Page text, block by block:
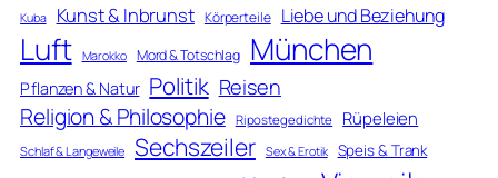
Kuba Kunst & Inbrunst Körperteile Liebe und Beziehung
Luft Marokko Mord & Totschlag München
Pflanzen & Natur Politik Reisen
Religion & Philosophie Ripostegedichte Rüpeleien
Schlaf & Langeweile Sechszeiler Sex & Erotik Speis & Trank